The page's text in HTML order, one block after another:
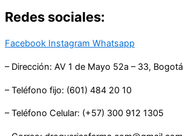
Redes sociales:
Facebook Instagram Whatsapp
– Dirección: AV 1 de Mayo 52a – 33, Bogotá
– Teléfono fijo: (601) 484 20 10
– Teléfono Celular: (+57) 300 912 1305